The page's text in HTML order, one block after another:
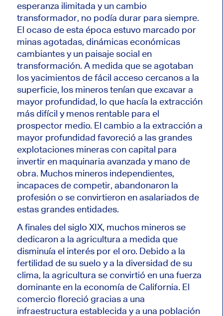
esperanza ilimitada y un cambio
transformador, no podía durar para siempre.
El ocaso de esta época estuvo marcado por
minas agotadas, dinámicas económicas
cambiantes y un paisaje social en
transformación. A medida que se agotaban
los yacimientos de fácil acceso cercanos a la
superficie, los mineros tenían que excavar a
mayor profundidad, lo que hacía la extracción
más difícil y menos rentable para el
prospector medio. El cambio a la extracción a
mayor profundidad favoreció a las grandes
explotaciones mineras con capital para
invertir en maquinaria avanzada y mano de
obra. Muchos mineros independientes,
incapaces de competir, abandonaron la
profesión o se convirtieron en asalariados de
estas grandes entidades.
A finales del siglo XIX, muchos mineros se
dedicaron a la agricultura a medida que
disminuía el interés por el oro. Debido a la
fertilidad de su suelo y a la diversidad de su
clima, la agricultura se convirtió en una fuerza
dominante en la economía de California. El
comercio floreció gracias a una
infraestructura establecida y a una población